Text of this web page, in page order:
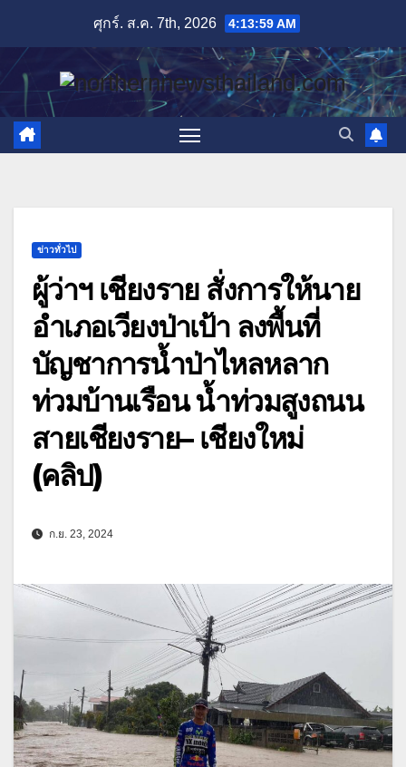
content
ศุกร์. ส.ค. 7th, 2026 4:14:00 AM
ข่าวทั่วไป
ผู้ว่าฯ เชียงราย สั่งการให้นาย
อำเภอเวียงป่าเป้า ลงพื้นที่
บัญชาการน้ำป่าไหลหลาก
ท่วมบ้านเรือน น้ำท่วมสูงถนน
สายเชียงราย– เชียงใหม่
(คลิป)
ก.ย. 23, 2024